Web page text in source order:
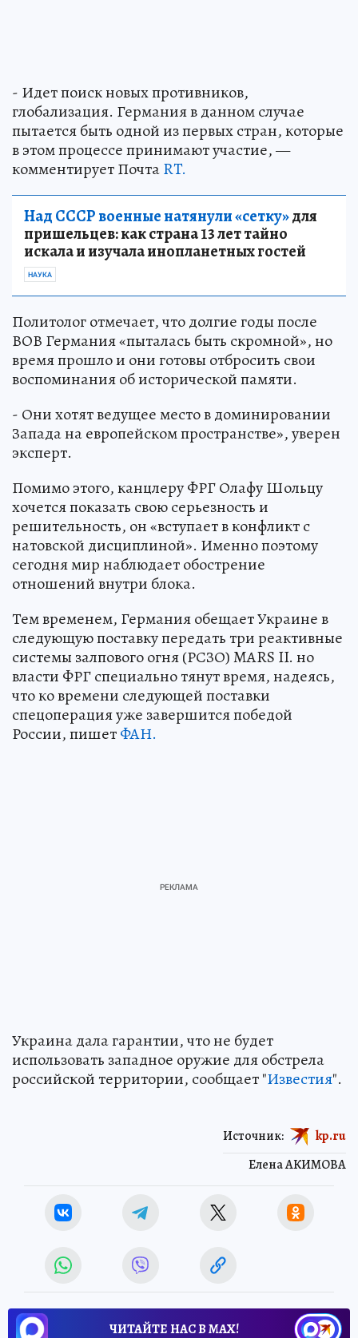
- Идет поиск новых противников,
глобализация. Германия в данном случае
пытается быть одной из первых стран, которые
в этом процессе принимают участие, —
комментирует ПочтаRT.
Над СССР военные натянули «сетку»для
пришельцев: как страна 13 лет тайно
искала и изучала инопланетных гостей
НАУКА
Политолог отмечает, что долгие годы после
ВОВ Германия «пыталась быть скромной», но
время прошло и они готовы отбросить свои
воспоминания об исторической памяти.
- Они хотят ведущее место в доминировании
Запада на европейском пространстве», уверен
эксперт.
Помимо этого, канцлеру ФРГ Олафу Шольцу
хочется показать свою серьезность и
решительность, он «вступает в конфликт с
натовской дисциплиной». Именно поэтому
сегодня мир наблюдает обострение
отношений внутри блока.
Тем временем, Германия обещает Украине в
следующую поставку передать три реактивные
системы залпового огня (РСЗО) MARS II. но
власти ФРГ специально тянут время, надеясь,
что ко времени следующей поставки
спецоперация уже завершится победой
России, пишетФАН.
Украина дала гарантии, что не будет
использовать западное оружие для обстрела
российской территории, сообщает "Известия".
Елена АКИМОВА
Источник: kp.ru
ЧИТАЙТЕ НАС В МАХ!